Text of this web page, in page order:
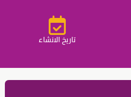
تاريخ الانشاء